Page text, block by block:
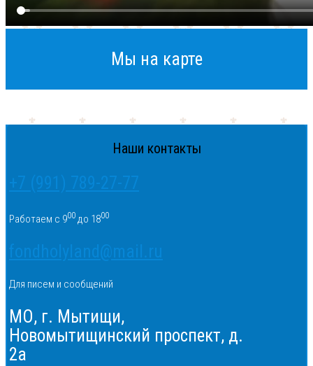
Мы на карте
Наши контакты
+7 (991) 789-27-77
Работаем с 900 до 1800
fondholyland@mail.ru
Для писем и сообщений
МО, г. Мытищи,
Новомытищинский проспект, д.
2а